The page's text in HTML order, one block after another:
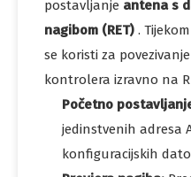
postavljanje antena s
nagibom (RET) .
se koristi za
kontrolera izravno na
Početno
jedinstvenih adresa
konfiguracijskih